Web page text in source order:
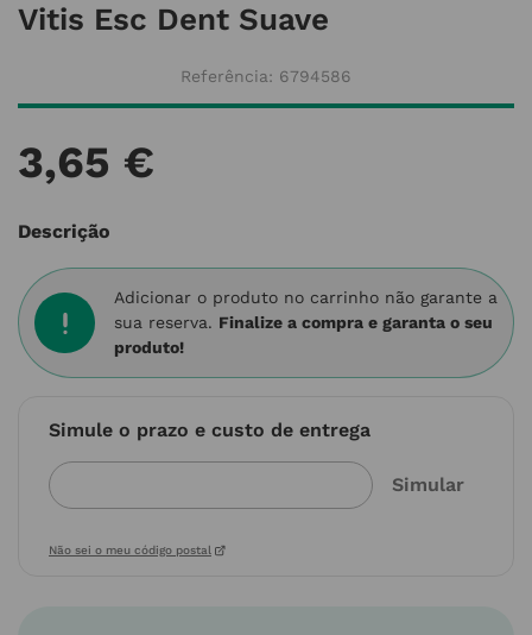
Vitis Esc Dent Suave
Referência: 6794586
3,65 €
Descrição
Adicionar o produto no carrinho não garante a
sua reserva. Finalize a compra e garanta o seu
produto!
Simule o prazo e custo de entrega
Não sei o meu código postal